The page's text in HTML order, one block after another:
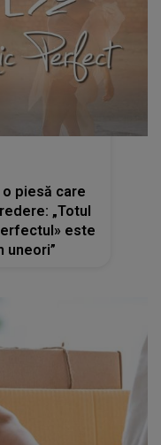
o piesă care
„Totul
este
uneori”